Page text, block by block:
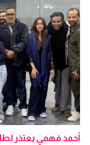
أحمد فهمي يعتذر